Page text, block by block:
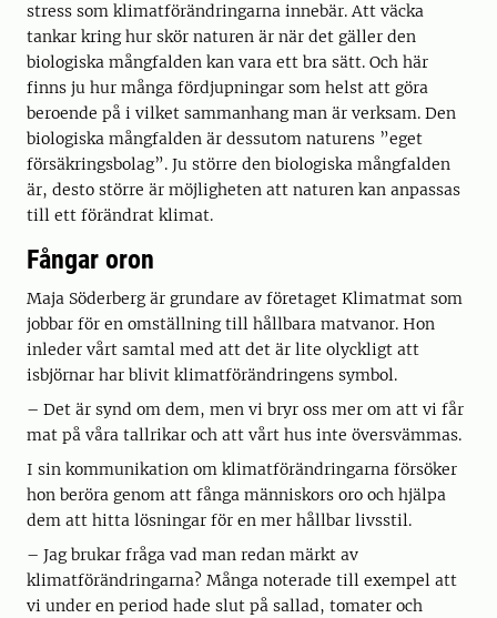
stress som klimatförändringarna innebär. Att väcka
tankar kring hur skör naturen är när det gäller den
biologiska mångfalden kan vara ett bra sätt. Och här
finns ju hur många fördjupningar som helst att göra
beroende på i vilket sammanhang man är verksam. Den
biologiska mångfalden är dessutom naturens ”eget
försäkringsbolag”. Ju större den biologiska mångfalden
är, desto större är möjligheten att naturen kan anpassas
till ett förändrat klimat.
Fångar oron
Maja Söderberg är grundare av företaget Klimatmat som
jobbar för en omställning till hållbara matvanor. Hon
inleder vårt samtal med att det är lite olyckligt att
isbjörnar har blivit klimatförändringens symbol.
– Det är synd om dem, men vi bryr oss mer om att vi får
mat på våra tallrikar och att vårt hus inte översvämmas.
I sin kommunikation om klimatförändringarna försöker
hon beröra genom att fånga människors oro och hjälpa
dem att hitta lösningar för en mer hållbar livsstil.
– Jag brukar fråga vad man redan märkt av
klimatförändringarna? Många noterade till exempel att
vi under en period hade slut på sallad, tomater och